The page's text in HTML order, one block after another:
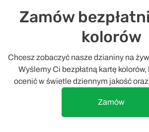
Zamów
kolorów
Chcesz zobaczyć nasze dzianiny na
Wyślemy Ci bezpłatną kartę
ocenić w świetle dziennym jakość
Zamów